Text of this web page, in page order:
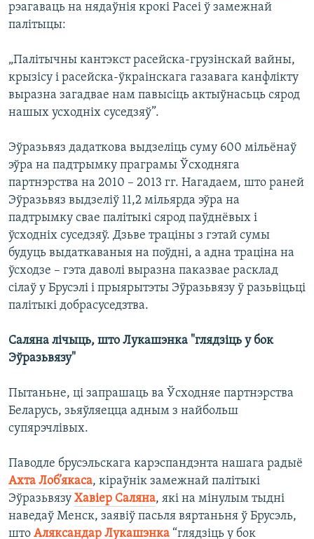
рэагаваць на нядаўнія крокі Расеі ў замежнай
палітыцы:
„Палітычны кантэкст расейска-грузінскай вайны,
крызісу і расейска-ўкраінскага газавага канфлікту
выразна загадвае нам павысіць актыўнасьць сярод
нашых усходніх суседзяў”.
Эўразьвяз дадаткова выдзеліць суму 600 мільёнаў
эўра на падтрымку праграмы Ўсходняга
партнэрства на 2010 – 2013 гг. Нагадаем, што раней
Эўразьвяз выдзеліў 11,2 мільярда эўра на
падтрымку свае палітыкі сярод паўднёвых і
ўсходніх суседзяў. Дзьве траціны з гэтай сумы
будуць выдаткаваныя на поўдні, а адна траціна на
ўсходзе – гэта даволі выразна паказвае расклад
сілаў у Брусэлі і прыярытэты Эўразьвязу ў разьвіцьці
палітыкі добрасуседзтва.
Саляна лічыць, што Лукашэнка "глядзіць у бок
Эўразьвязу"
Пытаньне, ці запрашаць ва Ўсходняе партнэрства
Беларусь, зьяўляецца адным з найбольш
супярэчлівых.
Паводле брусэльскага карэспандэнта нашага радыё
Ахта Лоб’якаса, кіраўнік замежнай палітыкі
Эўразьвязу Хавіер Саляна, які на мінулым тыдні
наведаў Менск, заявіў пасьля вяртаньня ў Брусэль,
што Аляксандар Лукашэнка “глядзіць у бок